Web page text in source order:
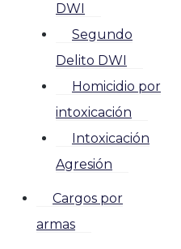
DWI
Segundo
Delito DWI
Homicidio por
intoxicación
Intoxicación
Agresión
Cargos por
armas